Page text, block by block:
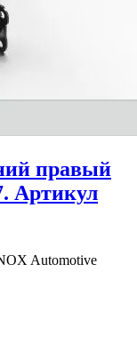
правый
Артикул
Automotive